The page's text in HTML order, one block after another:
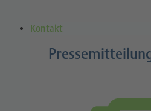
Kontakt